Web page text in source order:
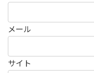
メール
サイト